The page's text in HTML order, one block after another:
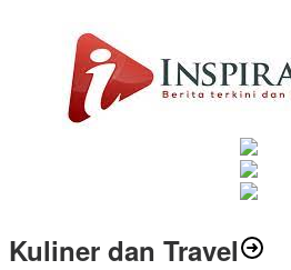
Kuliner dan Travel